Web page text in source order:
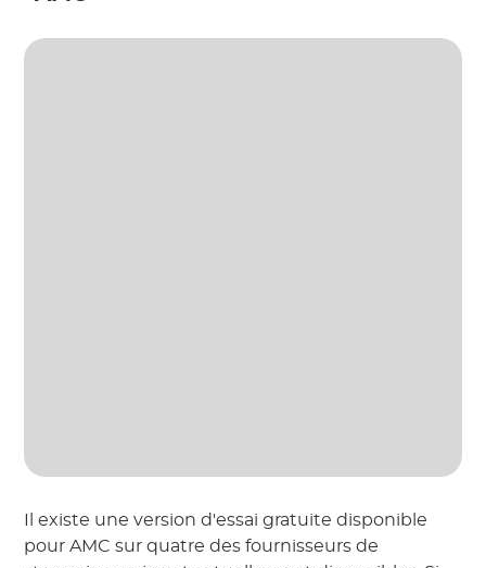
Il existe une version d'essai gratuite disponible
pour AMC sur quatre des fournisseurs de